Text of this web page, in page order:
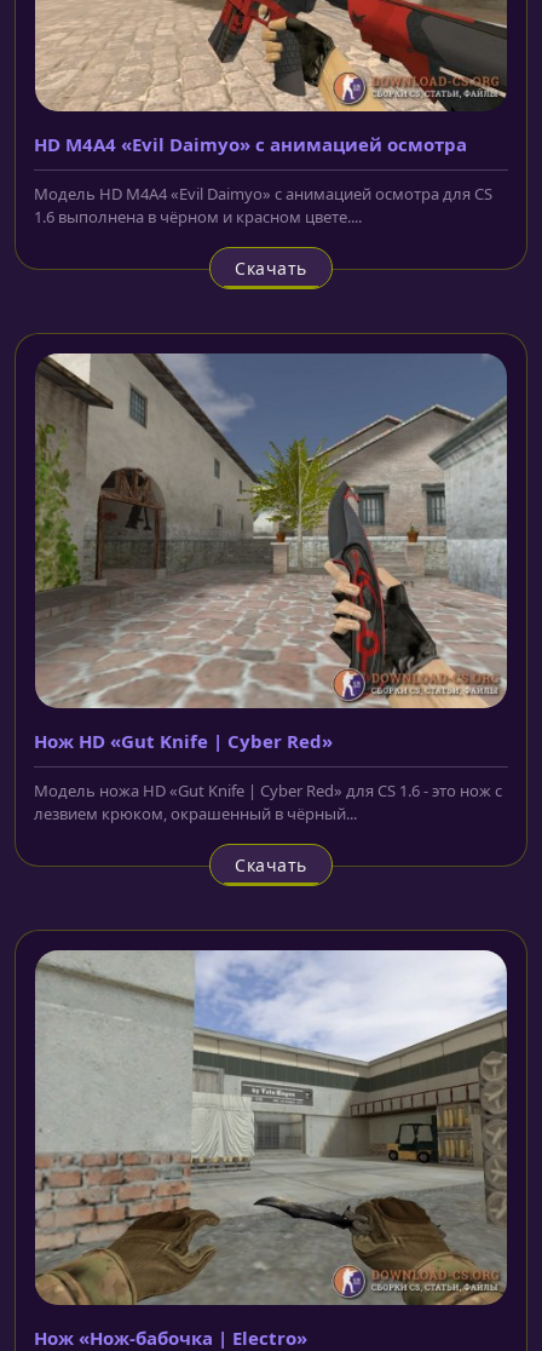
HD M4A4 «Evil Daimyo» с анимацией осмотра
Модель HD M4A4 «Evil Daimyo» с анимацией осмотра для CS
1.6 выполнена в чёрном и красном цвете....
Скачать
Нож HD «Gut Knife | Cyber Red»
Модель ножа HD «Gut Knife | Cyber Red» для CS 1.6 - это нож с
лезвием крюком, окрашенный в чёрный...
Скачать
Нож «Нож-бабочка | Electro»